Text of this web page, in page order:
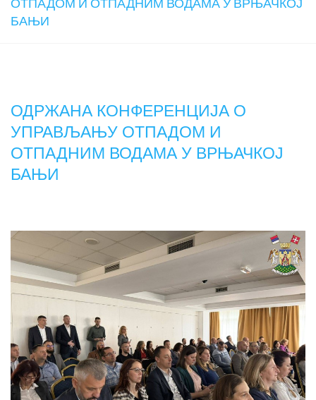
ОТПАДОМ И ОТПАДНИМ ВОДАМА У ВРЊАЧКОЈ
БАЊИ
ОДРЖАНА КОНФЕРЕНЦИЈА О
УПРАВЉАЊУ ОТПАДОМ И
ОТПАДНИМ ВОДАМА У ВРЊАЧКОЈ
БАЊИ